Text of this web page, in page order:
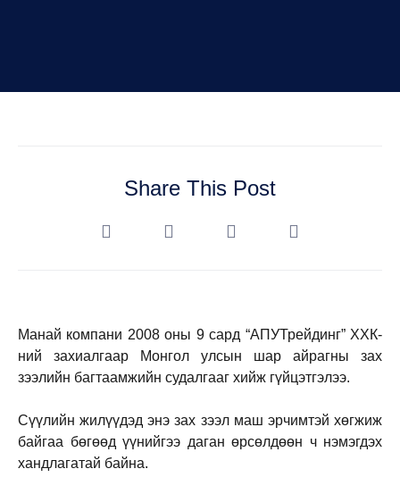
Share This Post
Манай компани 2008 оны 9 сард “АПУТрейдинг” ХХК-
ний захиалгаар Монгол улсын шар айрагны зах
зээлийн багтаамжийн судалгааг хийж гүйцэтгэлээ.
Сүүлийн жилүүдэд энэ зах зээл маш эрчимтэй хөгжиж
байгаа бөгөөд үүнийгээ даган өрсөлдөөн ч нэмэгдэх
хандлагатай байна.